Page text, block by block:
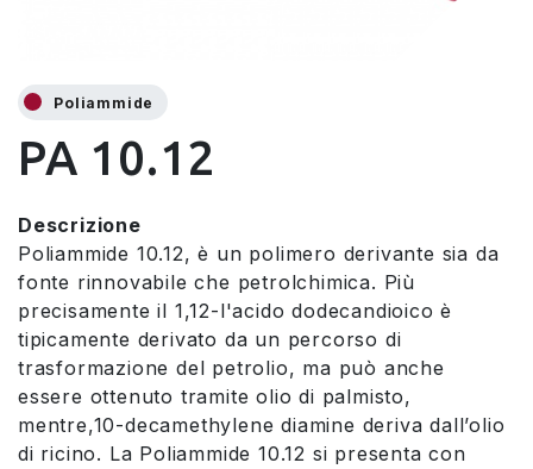
Poliammide
PA 10.12
Descrizione
Poliammide 10.12, è un polimero derivante sia da
fonte rinnovabile che petrolchimica. Più
precisamente il 1,12-l'acido dodecandioico è
tipicamente derivato da un percorso di
trasformazione del petrolio, ma può anche
essere ottenuto tramite olio di palmisto,
mentre,10-decamethylene diamine deriva dall’olio
di ricino. La Poliammide 10.12 si presenta con